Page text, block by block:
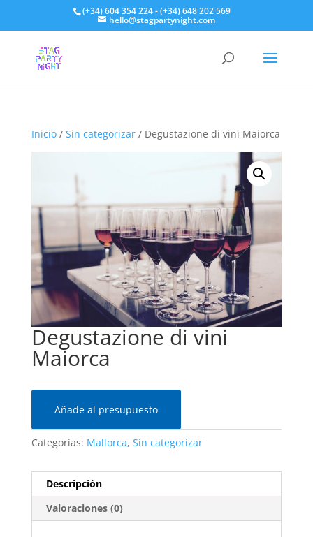
(+34) 604 354 224 - (+34) 648 202 569
hello@stagpartynight.com
Inicio/ Sin categorizar/ Degustazione di vini Maiorca
Degustazione di vini
Maiorca
Añade al presupuesto
Categorías: Mallorca, Sin categorizar
Descripción
Valoraciones (0)